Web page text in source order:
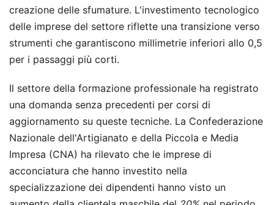
creazione delle sfumature. L'investimento tecnologico
delle imprese del settore riflette una transizione verso
strumenti che garantiscono millimetrie inferiori allo 0,5
per i passaggi più corti.
Il settore della formazione professionale ha registrato
una domanda senza precedenti per corsi di
aggiornamento su queste tecniche. La Confederazione
Nazionale dell'Artigianato e della Piccola e Media
Impresa (CNA) ha rilevato che le imprese di
acconciatura che hanno investito nella
specializzazione dei dipendenti hanno visto un